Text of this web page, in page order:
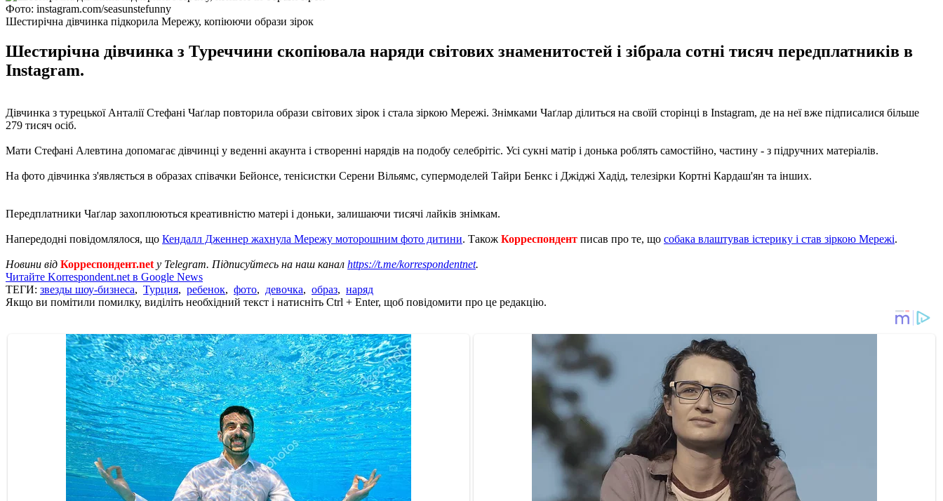
Фото: instagram.com/seasunstefunny
Шестирічна дівчинка підкорила Мережу, копіюючи образи зірок
Шестирічна дівчинка з Туреччини скопіювала наряди світових знаменитостей і зібрала сотні тисяч передплатників в
Instagram.
Дівчинка з турецької Анталії Стефані Чаґлар повторила образи світових зірок і стала зіркою Мережі. Знімками Чаґлар ділиться на своїй сторінці в Instagram, де на неї вже підписалися більше
279 тисяч осіб.
Мати Стефані Алевтина допомагає дівчинці у веденні акаунта і створенні нарядів на подобу селебрітіс. Усі сукні матір і донька роблять самостійно, частину - з підручних матеріалів.
На фото дівчинка з'являється в образах співачки Бейонсе, тенісистки Серени Вільямс, супермоделей Тайри Бенкс і Джіджі Хадід, телезірки Кортні Кардаш'ян та інших.
Передплатники Чаґлар захоплюються креативністю матері і доньки, залишаючи тисячі лайків знімкам.
Напередодні повідомлялося, що Кендалл Дженнер жахнула Мережу моторошним фото дитини. Також Корреспондент писав про те, що собака влаштував істерику і став зіркою Мережі.
Новини від Корреспондент.net у Telegram. Підписуйтесь на наш канал https://t.me/korrespondentnet.
Читайте Korrespondent.net в Google News
ТЕГИ: звезды шоу-бизнеса, Турция, ребенок, фото, девочка, образ, наряд
Якщо ви помітили помилку, виділіть необхідний текст і натисніть Ctrl + Enter, щоб повідомити про це редакцію.